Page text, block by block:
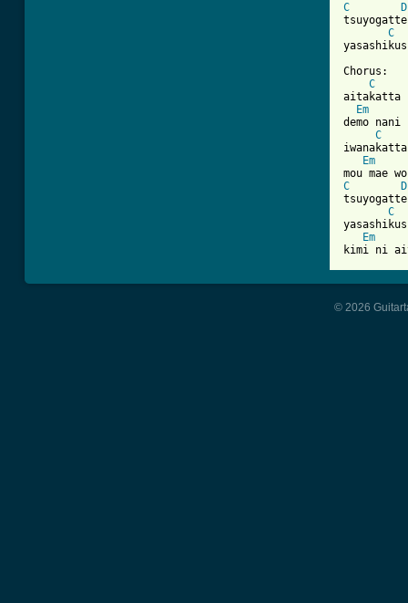
C
D
C
Chorus:
C
aitakatta
Em
demo
C
Em
C
D
C
Em
kimi ni
© 2026